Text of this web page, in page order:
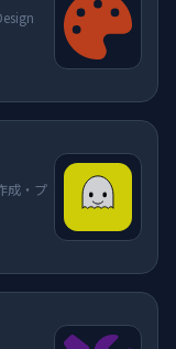
成・プ